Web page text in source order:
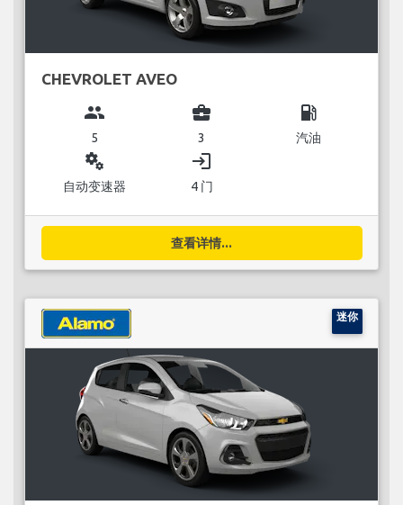
CHEVROLET AVEO
group
5
business_center
3
local_gas_station
汽油
miscellaneous_services
自动变速器
login
4 门
查看详情...
迷你